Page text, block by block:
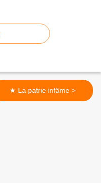
★ La patrie infâme >